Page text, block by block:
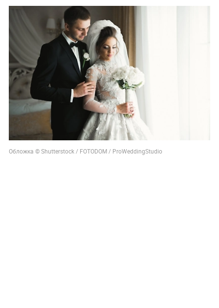
Обложка © Shutterstock / FOTODOM / ProWeddingStudio